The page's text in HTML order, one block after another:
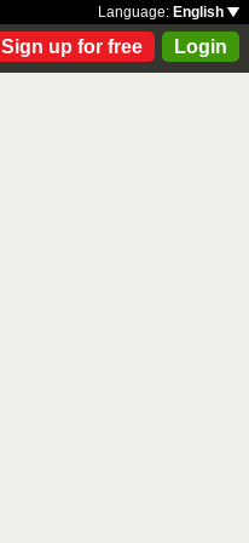
Language: English
Sign up for free Login